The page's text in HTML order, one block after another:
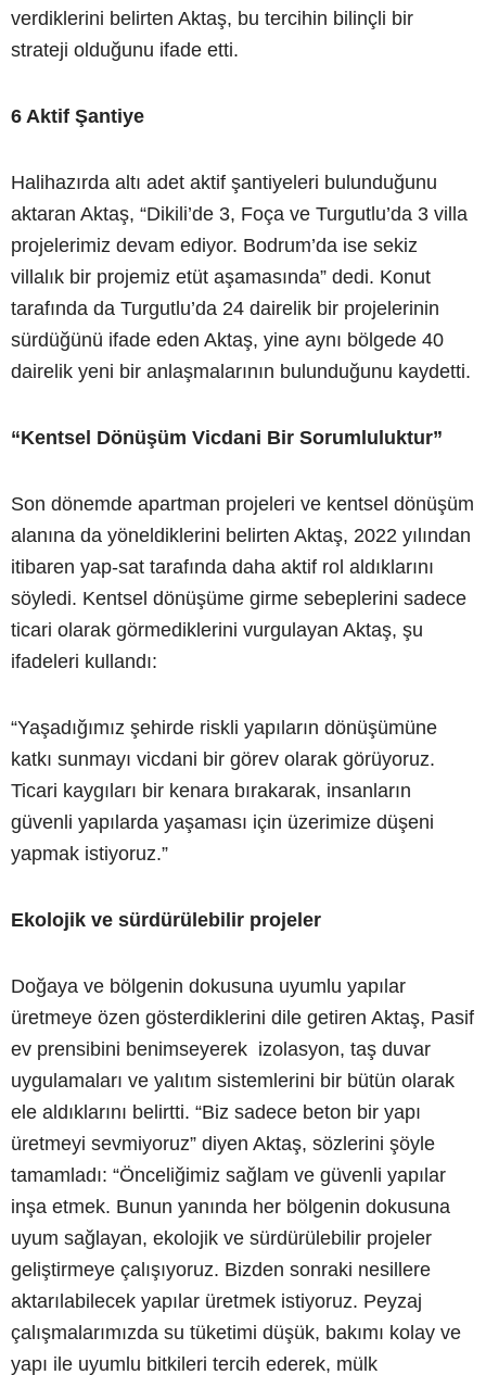
verdiklerini belirten Aktaş, bu tercihin bilinçli bir
strateji olduğunu ifade etti.
6 Aktif Şantiye
Halihazırda altı adet aktif şantiyeleri bulunduğunu
aktaran Aktaş, “Dikili’de 3, Foça ve Turgutlu’da 3 villa
projelerimiz devam ediyor. Bodrum’da ise sekiz
villalık bir projemiz etüt aşamasında” dedi. Konut
tarafında da Turgutlu’da 24 dairelik bir projelerinin
sürdüğünü ifade eden Aktaş, yine aynı bölgede 40
dairelik yeni bir anlaşmalarının bulunduğunu kaydetti.
“Kentsel Dönüşüm Vicdani Bir Sorumluluktur”
Son dönemde apartman projeleri ve kentsel dönüşüm
alanına da yöneldiklerini belirten Aktaş, 2022 yılından
itibaren yap-sat tarafında daha aktif rol aldıklarını
söyledi. Kentsel dönüşüme girme sebeplerini sadece
ticari olarak görmediklerini vurgulayan Aktaş, şu
ifadeleri kullandı:
“Yaşadığımız şehirde riskli yapıların dönüşümüne
katkı sunmayı vicdani bir görev olarak görüyoruz.
Ticari kaygıları bir kenara bırakarak, insanların
güvenli yapılarda yaşaması için üzerimize düşeni
yapmak istiyoruz.”
Ekolojik ve sürdürülebilir projeler
Doğaya ve bölgenin dokusuna uyumlu yapılar
üretmeye özen gösterdiklerini dile getiren Aktaş, Pasif
ev prensibini benimseyerek izolasyon, taş duvar
uygulamaları ve yalıtım sistemlerini bir bütün olarak
ele aldıklarını belirtti. “Biz sadece beton bir yapı
üretmeyi sevmiyoruz” diyen Aktaş, sözlerini şöyle
tamamladı: “Önceliğimiz sağlam ve güvenli yapılar
inşa etmek. Bunun yanında her bölgenin dokusuna
uyum sağlayan, ekolojik ve sürdürülebilir projeler
geliştirmeye çalışıyoruz. Bizden sonraki nesillere
aktarılabilecek yapılar üretmek istiyoruz. Peyzaj
çalışmalarımızda su tüketimi düşük, bakımı kolay ve
yapı ile uyumlu bitkileri tercih ederek, mülk